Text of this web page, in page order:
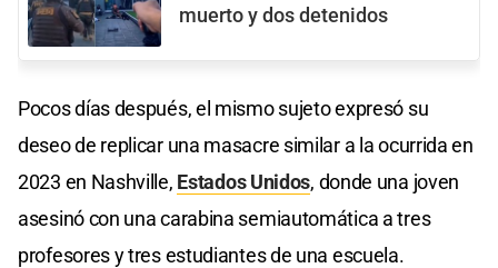
muerto y dos detenidos
Pocos días después, el mismo sujeto expresó su
deseo de replicar una masacre similar a la ocurrida en
2023 en Nashville, Estados Unidos, donde una joven
asesinó con una carabina semiautomática a tres
profesores y tres estudiantes de una escuela.